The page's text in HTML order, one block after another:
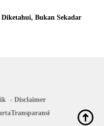
Bukan Sekadar
Disclaimer